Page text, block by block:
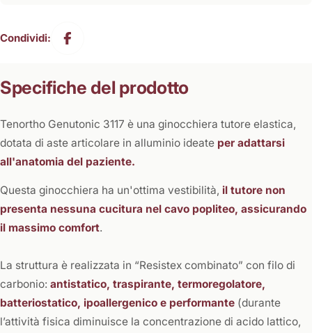
Condividi:
Specifiche del prodotto
Tenortho Genutonic 3117 è una ginocchiera tutore elastica,
dotata di aste articolare in alluminio ideate per adattarsi
all'anatomia del paziente.
Questa ginocchiera ha un'ottima vestibilità, il tutore non
presenta nessuna cucitura nel cavo popliteo, assicurando
il massimo comfort.
La struttura è realizzata in “Resistex combinato” con filo di
carbonio: antistatico, traspirante, termoregolatore,
batteriostatico, ipoallergenico e performante (durante
l’attività fisica diminuisce la concentrazione di acido lattico,